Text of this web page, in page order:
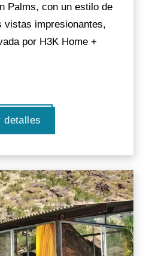
Palms, con un estilo de
vistas impresionantes,
por H3K Home +
detalles